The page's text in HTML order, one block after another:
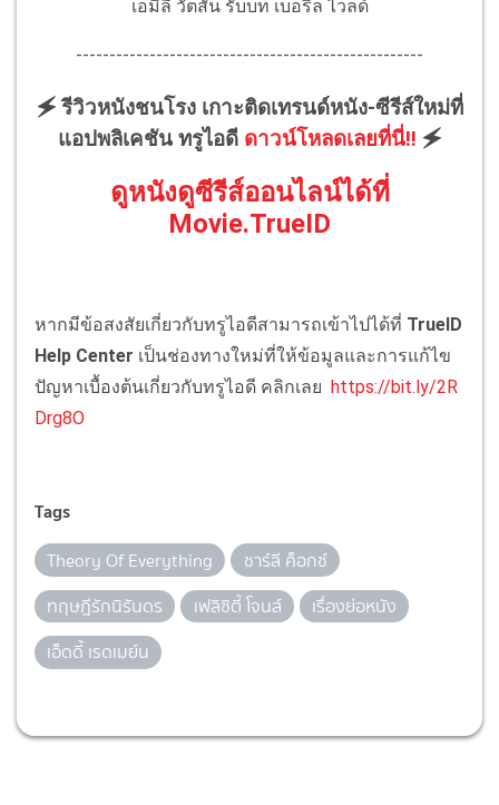
เอมิลี่ วัตสัน รับบท เบอริล ไวลด์
----------------------------------------------------
🗲 รีวิวหนังชนโรง เกาะติดเทรนด์หนัง-ซีรีส์ใหม่ที่
แอปพลิเคชัน ทรูไอดี ดาวน์โหลดเลยที่นี่!! 🗲
ดูหนังดูซีรีส์ออนไลน์ได้ที่
Movie.TrueID
หากมีข้อสงสัยเกี่ยวกับทรูไอดีสามารถเข้าไปได้ที่ TrueID
Help Center เป็นช่องทางใหม่ที่ให้ข้อมูลและการแก้ไข
ปัญหาเบื้องต้นเกี่ยวกับทรูไอดี คลิกเลย https://bit.ly/2R
Drg8O
Tags
Theory Of Everything
ชาร์ลี ค็อกซ์
ทฤษฎีรักนิรันดร
เฟลิซิตี้ โจนส์
เรื่องย่อหนัง
เอ็ดดี้ เรดเมย์น